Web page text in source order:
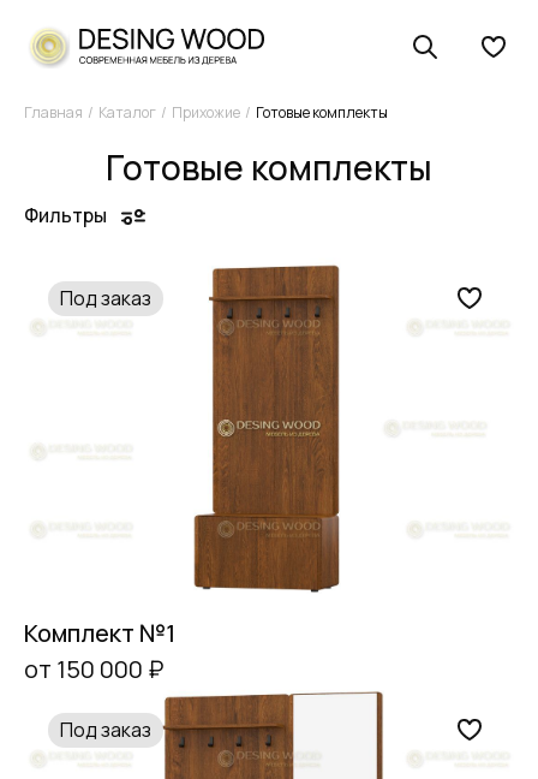
Главная Каталог Прихожие Готовые комплекты
Готовые комплекты
Фильтры
Под заказ
Комплект №1
от 150 000 ₽
Под заказ